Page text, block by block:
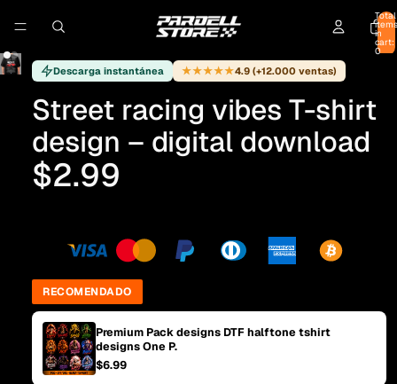
Total
items
in
cart:
0
Descarga instantánea ★★★★★4.9 (+12.000 ventas)
Street racing vibes T-shirt
design – digital download
$2.99
RECOMENDADO
Premium Pack designs DTF halftone tshirt
designs One P.
$6.99